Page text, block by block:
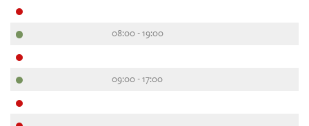
08:00 - 19:00
09:00 - 17:00